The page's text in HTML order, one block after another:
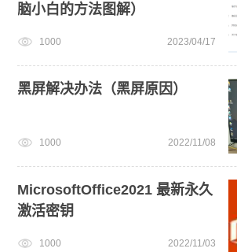
脑小白的方法图解）
1000 2023/04/17
黑屏解决办法（黑屏原因）
1000 2022/11/08
MicrosoftOffice2021 最新永久
激活密钥
1000 2022/11/03